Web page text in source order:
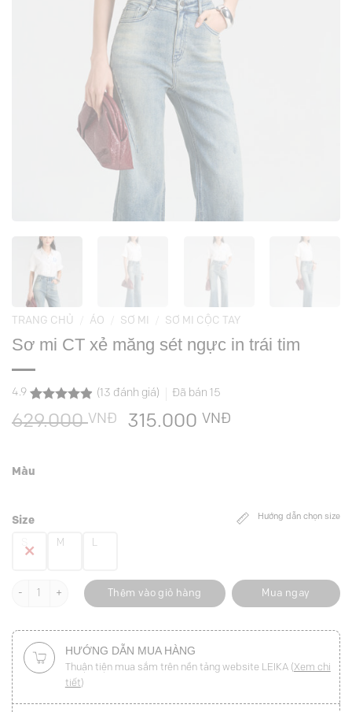
TRANG CHỦ ÁO SƠ MI SƠ MI CỘC TAY
Sơ mi CT xẻ măng sét ngực in trái tim
4.9
4.9
trên 5
dựa trên
13
(13 đánh giá) Đã bán 15
629.000VNĐ
Giá
315.000 VNĐ
Hướng dẫn chọn size
Màu
Size
M L
Sơ mi CT xẻ măng sét ngực in trái tim số lượng
Thêm vào giỏ hàng Mua ngay
HƯỚNG DẪN MUA HÀNG
Thuận tiện mua sắm trên nền tảng website LEIKA (Xem chi
tiết)